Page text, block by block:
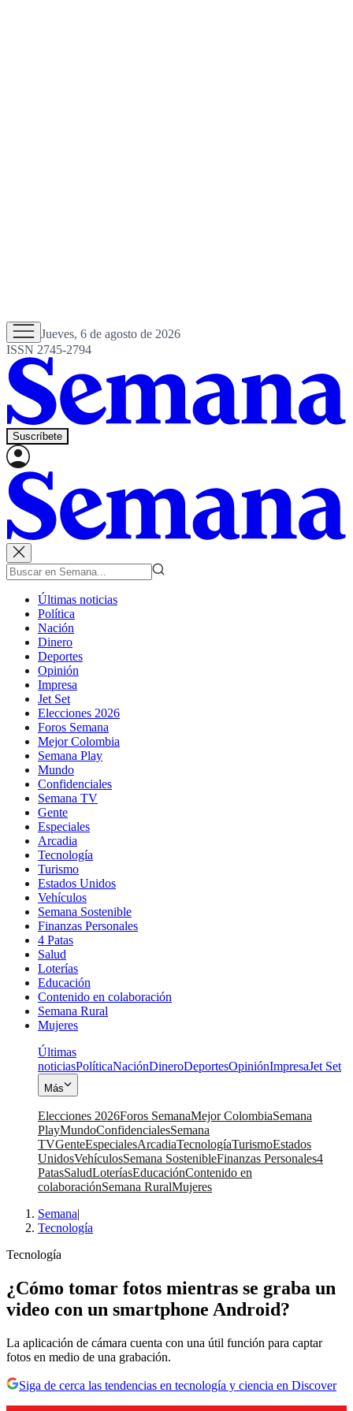
Jueves, 6 de agosto de 2026
ISSN 2745-2794
Suscríbete
Últimas noticias
Política
Nación
Dinero
Deportes
Opinión
Impresa
Jet Set
Elecciones 2026
Foros Semana
Mejor Colombia
Semana Play
Mundo
Confidenciales
Semana TV
Gente
Especiales
Arcadia
Tecnología
Turismo
Estados Unidos
Vehículos
Semana Sostenible
Finanzas Personales
4 Patas
Salud
Loterías
Educación
Contenido en colaboración
Semana Rural
Mujeres
Últimas
noticiasPolíticaNaciónDineroDeportesOpiniónImpresaJet Set
Más
Elecciones 2026Foros SemanaMejor ColombiaSemana
PlayMundoConfidencialesSemana
TVGenteEspecialesArcadiaTecnologíaTurismoEstados
UnidosVehículosSemana SostenibleFinanzas Personales4
PatasSaludLoteríasEducaciónContenido en
colaboraciónSemana RuralMujeres
Semana|
Tecnología
Tecnología
¿Cómo tomar fotos mientras se graba un
video con un smartphone Android?
La aplicación de cámara cuenta con una útil función para captar
fotos en medio de una grabación.
Siga de cerca las tendencias en tecnología y ciencia en Discover